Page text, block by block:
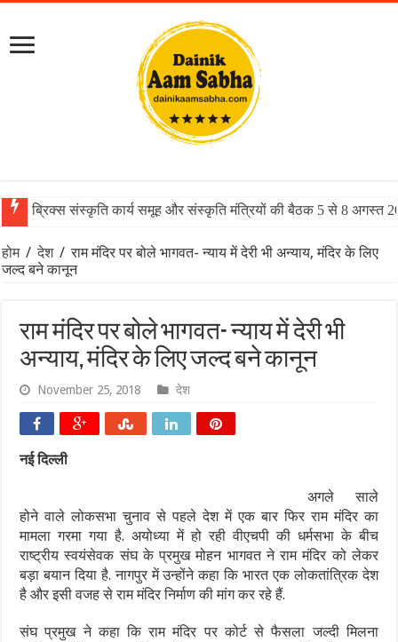
ब्रिक्स संस्कृति कार्य समूह और संस्कृति मंत्रियों की बैठक 5 से 8 अगस्त
होम / देश / राम मंदिर पर बोले भागवत- न्याय में देरी भी अन्याय, मंदिर के लिए
जल्द बने कानून
राम मंदिर पर बोले भागवत- न्याय में देरी भी
अन्याय, मंदिर के लिए जल्द बने कानून
November 25, 2018 देश
नई दिल्ली
अगले साले
होने वाले लोकसभा चुनाव से पहले देश में एक बार फिर राम मंदिर का
मामला गरमा गया है. अयोध्या में हो रही वीएचपी की धर्मसभा के बीच
राष्ट्रीय स्वयंसेवक संघ के प्रमुख मोहन भागवत ने राम मंदिर को लेकर
बड़ा बयान दिया है. नागपुर में उन्होंने कहा कि भारत एक लोकतांत्रिक देश
है और इसी वजह से राम मंदिर निर्माण की मांग कर रहे हैं.
संघ प्रमुख ने कहा कि राम मंदिर पर कोर्ट से फैसला जल्दी मिलना